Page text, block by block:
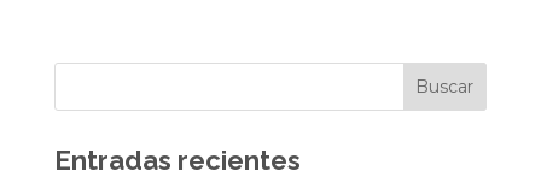
Entradas recientes